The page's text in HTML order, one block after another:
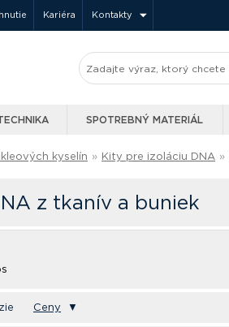
Kariéra Kontakty
SPOTREBNÝ MATERIÁL
kyselín » Kity pre izoláciu DNA »
z tkanív a buniek
Ceny ▼